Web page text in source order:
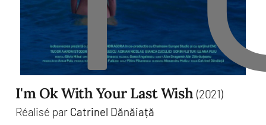
I'm Ok With Your Last Wish (2021)
Réalisé par Catrinel Dănăiață